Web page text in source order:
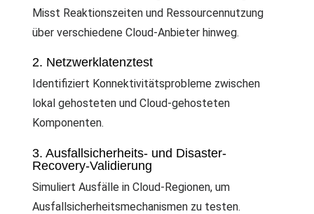
Misst Reaktionszeiten und Ressourcennutzung
über verschiedene Cloud-Anbieter hinweg.
2. Netzwerklatenztest
Identifiziert Konnektivitätsprobleme zwischen
lokal gehosteten und Cloud-gehosteten
Komponenten.
3. Ausfallsicherheits- und Disaster-
Recovery-Validierung
Simuliert Ausfälle in Cloud-Regionen, um
Ausfallsicherheitsmechanismen zu testen.